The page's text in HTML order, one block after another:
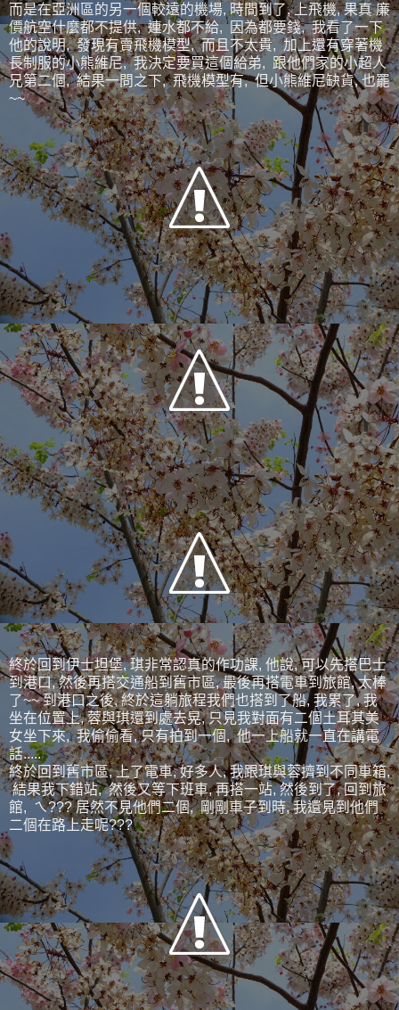
而是在亞洲區的另一個較遠的機場, 時間到了, 上飛機, 果真 廉
價航空什麼都不提供, 連水都不給, 因為都要錢, 我看了一下
他的說明, 發現有賣飛機模型, 而且不太貴, 加上還有穿著機
長制服的小熊維尼, 我決定要買這個給弟, 跟他們家的小超人
兄第二個, 結果一問之下, 飛機模型有, 但小熊維尼缺貨, 也罷
~~
終於回到伊士坦堡, 琪非常認真的作功課, 他說, 可以先搭巴士
到港口, 然後再搭交通船到舊市區, 最後再搭電車到旅館, 太棒
了~~ 到港口之後, 終於這躺旅程我們也搭到了船, 我累了, 我
坐在位置上, 蓉與琪還到處去晃, 只見我對面有二個土耳其美
女坐下來, 我偷偷看, 只有拍到一個, 他一上船就一直在講電
話.....
終於回到舊市區, 上了電車, 好多人, 我跟琪與蓉擠到不同車箱,
結果我下錯站, 然後又等下班車, 再搭一站, 然後到了, 回到旅
館, ㄟ??? 居然不見他們二個, 剛剛車子到時, 我還見到他們
二個在路上走呢???